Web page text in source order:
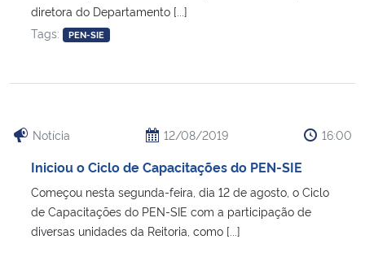
diretora do Departamento [...]
Tags:
PEN-SIE
Notícia 12/08/2019 16:00
Iniciou o Ciclo de Capacitações do PEN-SIE
Começou nesta segunda-feira, dia 12 de agosto, o Ciclo
de Capacitações do PEN-SIE com a participação de
diversas unidades da Reitoria, como [...]